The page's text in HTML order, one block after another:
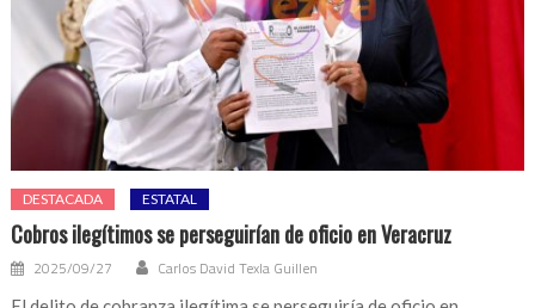
DESTACADA ESTATAL
Cobros ilegítimos se perseguirían de oficio en Veracruz
2025/09/27 Carlos David Texla Guillen